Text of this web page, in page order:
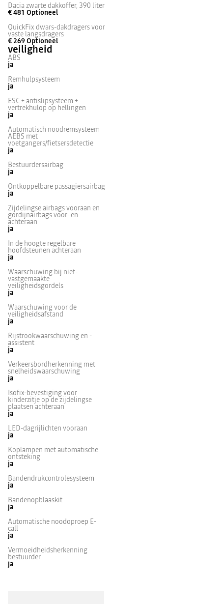
Dacia zwarte dakkoffer, 390 liter
€ 481 Optioneel
QuickFix dwars-dakdragers voor
vaste langsdragers
€ 269Optioneel
veiligheid
ABS
ja
Remhulpsysteem
ja
ESC + antislipsysteem +
vertrekhulop op hellingen
ja
Automatisch noodremsysteem
AEBS met
voetgangers/fietsersdetectie
ja
Bestuurdersairbag
ja
Ontkoppelbare passagiersairbag
ja
Zijdelingse airbags vooraan en
gordijnairbags voor- en
achteraan
ja
In de hoogte regelbare
hoofdsteunen achteraan
ja
Waarschuwing bij niet-
vastgemaakte
veiligheidsgordels
ja
Waarschuwing voor de
veiligheidsafstand
ja
Rijstrookwaarschuwing en -
assistent
ja
Verkeersbordherkenning met
snelheidswaarschuwing
ja
Isofix-bevestiging voor
kinderzitje op de zijdelingse
plaatsen achteraan
ja
LED-dagrijlichten vooraan
ja
Koplampen met automatische
ontsteking
ja
Bandendrukcontrolesysteem
ja
Bandenopblaaskit
ja
Automatische noodoproep E-
call
ja
Vermoeidheidsherkenning
bestuurder
ja